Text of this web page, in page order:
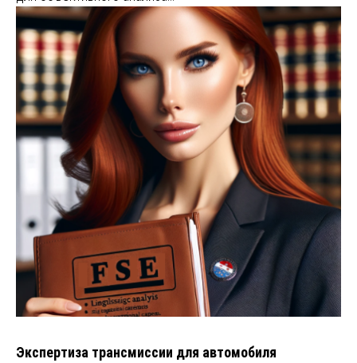
Экспертиза трансмиссии для автомобиля